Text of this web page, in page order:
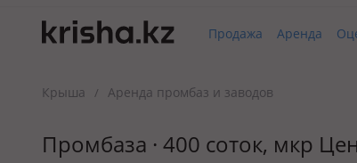
Продажа Аренда
Крыша / Аренда промбаз и заводов
Промбаза · 400 соток, мкр